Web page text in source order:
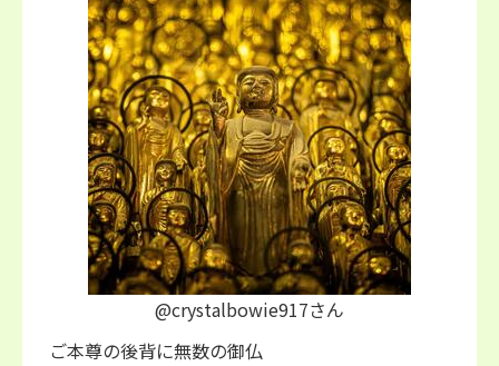
@crystalbowie917さん
ご本尊の後背に無数の御仏